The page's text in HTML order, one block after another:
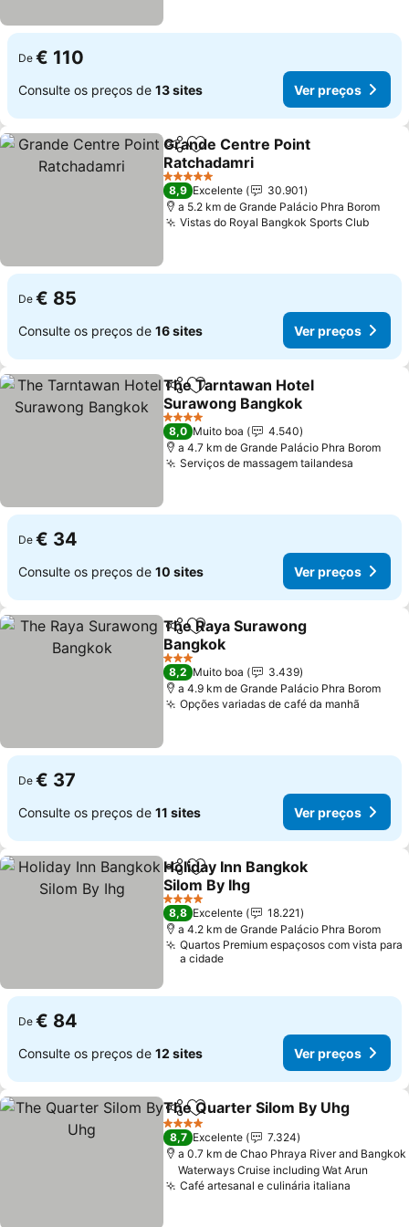
De € 110
Consulte os preços de 13 sites Ver preços
PartilharAdicionar aos favoritos
Grande Centre Point
Ratchadamri
5 Estrelas
8,9 Excelente
30.901
a 5.2 km de Grande Palácio Phra Borom
Vistas do Royal Bangkok Sports Club
De € 85
Consulte os preços de 16 sites Ver preços
PartilharAdicionar aos favoritos
The Tarntawan Hotel
Surawong Bangkok
4 Estrelas
8,0 Muito boa
4.540
a 4.7 km de Grande Palácio Phra Borom
Serviços de massagem tailandesa
De € 34
Consulte os preços de 10 sites Ver preços
PartilharAdicionar aos favoritos
The Raya Surawong
Bangkok
3 Estrelas
8,2 Muito boa
3.439
a 4.9 km de Grande Palácio Phra Borom
Opções variadas de café da manhã
De € 37
Consulte os preços de 11 sites Ver preços
PartilharAdicionar aos favoritos
Holiday Inn Bangkok
Silom By Ihg
4 Estrelas
8,8 Excelente
18.221
a 4.2 km de Grande Palácio Phra Borom
Quartos Premium espaçosos com vista para
a cidade
De € 84
Consulte os preços de 12 sites Ver preços
PartilharAdicionar aos favoritos
The Quarter Silom By Uhg
4 Estrelas
8,7 Excelente
7.324
a 0.7 km de Chao Phraya River and Bangkok
Waterways Cruise including Wat Arun
Café artesanal e culinária italiana